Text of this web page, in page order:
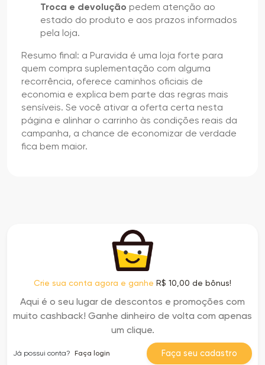
Troca e devolução pedem atenção ao
estado do produto e aos prazos informados
pela loja.
Resumo final: a Puravida é uma loja forte para
quem compra suplementação com alguma
recorrência, oferece caminhos oficiais de
economia e explica bem parte das regras mais
sensíveis. Se você ativar a oferta certa nesta
página e alinhar o carrinho às condições reais da
campanha, a chance de economizar de verdade
fica bem maior.
Crie sua conta agora e ganhe R$ 10,00 de bônus!
Aqui é o seu lugar de descontos e promoções com
muito cashback! Ganhe dinheiro de volta com apenas
um clique.
Faça seu cadastro
Já possui conta? Faça login